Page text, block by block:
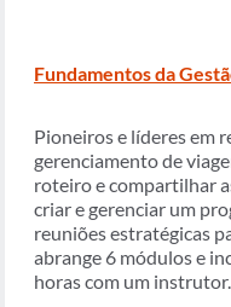
Fundamentos da
Pioneiros e líderes em
gerenciamento de
roteiro e compartilhar
criar e gerenciar um
reuniões estratégicas
abrange 6 módulos e
horas com um instrutor.